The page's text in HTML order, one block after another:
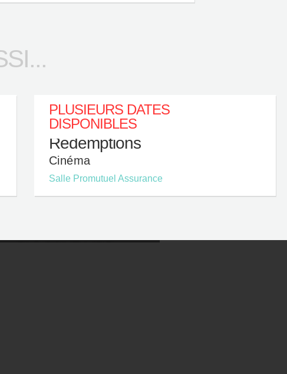
PLUSIEURS DATES
DISPONIBLES
Rédemptions
Cinéma
Salle Promutuel Assurance
QUI SONT NOS